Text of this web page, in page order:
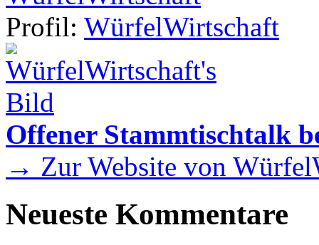
Profil: WürfelWirtschaft
Offener Stammtischtalk
→ Zur Website von
Neueste Kommentare